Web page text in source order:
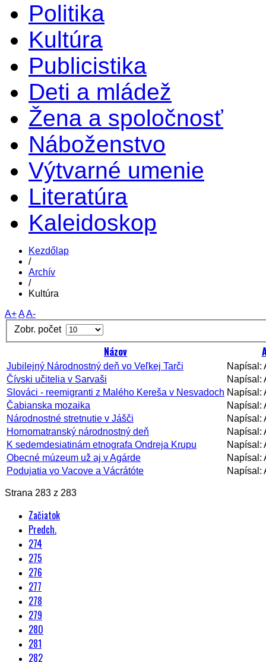
Politika
Kultúra
Publicistika
Deti a mládež
Žena a spoločnosť
Náboženstvo
Výtvarné umenie
Literatúra
Kaleidoskop
Kezdőlap
/
Archív
/
Kultúra
A+AA-
Zobr. počet
Názov
Jubilejný Národnostný deň vo Veľkej Tarči
Napísal:
Čívski učitelia v Sarvaši
Napísal:
Slováci - reemigranti z Malého Kereša v Nesvadoch Napísal:
Čabianska mozaika
Napísal:
Národnostné stretnutie v Jášči
Napísal:
Hornomatranský národnostný deň
Napísal:
K sedemdesiatinám etnografa Ondreja Krupu
Napísal:
Obecné múzeum už aj v Agárde
Napísal:
Podujatia vo Vacove a Vácrátóte
Napísal:
Strana 283 z 283
Začiatok
Predch.
274
275
276
277
278
279
280
281
282